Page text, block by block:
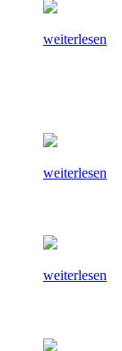
weiterlesen
weiterlesen
weiterlesen